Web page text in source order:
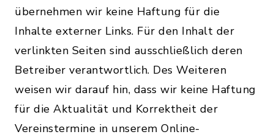
übernehmen wir keine Haftung für die
Inhalte externer Links. Für den Inhalt der
verlinkten Seiten sind ausschließlich deren
Betreiber verantwortlich. Des Weiteren
weisen wir darauf hin, dass wir keine Haftung
für die Aktualität und Korrektheit der
Vereinstermine in unserem Online-